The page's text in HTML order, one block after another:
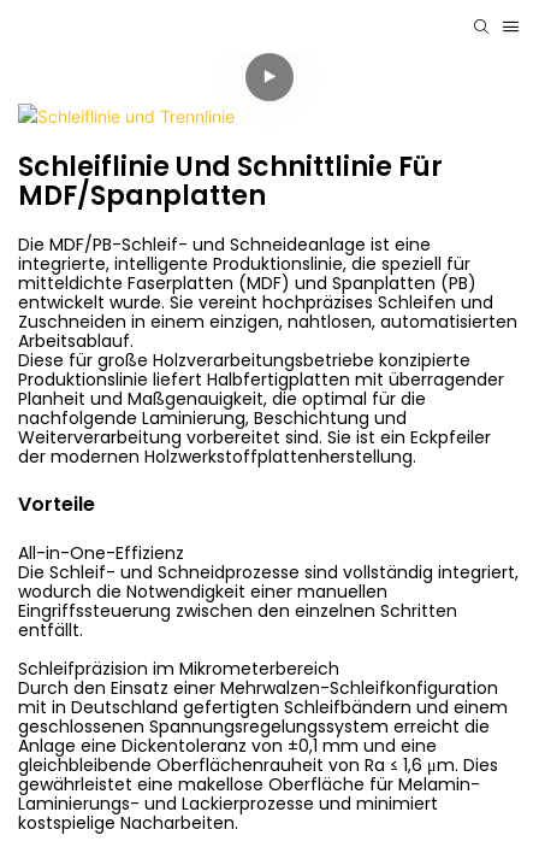
Schleiflinie Und Schnittlinie Für
MDF/Spanplatten
Die MDF/PB-Schleif- und Schneideanlage ist eine
integrierte, intelligente Produktionslinie, die speziell für
mitteldichte Faserplatten (MDF) und Spanplatten (PB)
entwickelt wurde. Sie vereint hochpräzises Schleifen und
Zuschneiden in einem einzigen, nahtlosen, automatisierten
Arbeitsablauf.
Diese für große Holzverarbeitungsbetriebe konzipierte
Produktionslinie liefert Halbfertigplatten mit überragender
Planheit und Maßgenauigkeit, die optimal für die
nachfolgende Laminierung, Beschichtung und
Weiterverarbeitung vorbereitet sind. Sie ist ein Eckpfeiler
der modernen Holzwerkstoffplattenherstellung.
Vorteile
All-in-One-Effizienz
Die Schleif- und Schneidprozesse sind vollständig integriert,
wodurch die Notwendigkeit einer manuellen
Eingriffssteuerung zwischen den einzelnen Schritten
entfällt.
Schleifpräzision im Mikrometerbereich
Durch den Einsatz einer Mehrwalzen-Schleifkonfiguration
mit in Deutschland gefertigten Schleifbändern und einem
geschlossenen Spannungsregelungssystem erreicht die
Anlage eine Dickentoleranz von ±0,1 mm und eine
gleichbleibende Oberflächenrauheit von Ra ≤ 1,6 μm. Dies
gewährleistet eine makellose Oberfläche für Melamin-
Laminierungs- und Lackierprozesse und minimiert
kostspielige Nacharbeiten.